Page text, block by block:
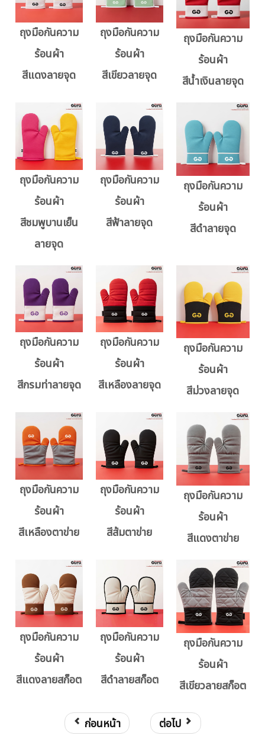
ถุงมือกันความ
ร้อนผ้า
สีแดงลายจุด
ถุงมือกันความ
ร้อนผ้า
สีเขียวลายจุด
ถุงมือกันความ
ร้อนผ้า
สีน้ำเงินลายจุด
ถุงมือกันความ
ร้อนผ้า
สีชมพูบานเย็น
ลายจุด
ถุงมือกันความ
ร้อนผ้า
สีฟ้าลายจุด
ถุงมือกันความ
ร้อนผ้า
สีดำลายจุด
ถุงมือกันความ
ร้อนผ้า
สีกรมท่าลายจุด
ถุงมือกันความ
ร้อนผ้า
สีเหลืองลายจุด
ถุงมือกันความ
ร้อนผ้า
สีม่วงลายจุด
ถุงมือกันความ
ร้อนผ้า
สีเหลืองตาข่าย
ถุงมือกันความ
ร้อนผ้า
สีส้มตาข่าย
ถุงมือกันความ
ร้อนผ้า
สีแดงตาข่าย
ถุงมือกันความ
ร้อนผ้า
สีแดงลายสก็อต
ถุงมือกันความ
ร้อนผ้า
สีดำลายสก็อต
ถุงมือกันความ
ร้อนผ้า
สีเขียวลายสก็อต
ก่อนหน้า ต่อไป